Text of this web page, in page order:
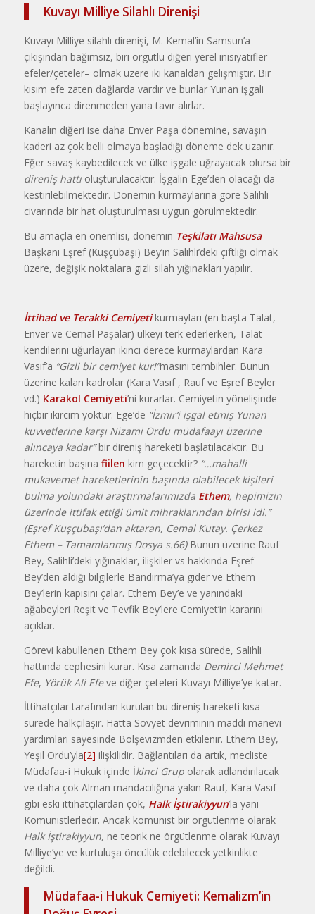
Kuvayı Milliye Silahlı Direnişi
Kuvayı Milliye silahlı direnişi, M. Kemal’in Samsun’a
çıkışından bağımsız, biri örgütlü diğeri yerel inisiyatifler –
efeler/çeteler– olmak üzere iki kanaldan gelişmiştir. Bir
kısım efe zaten dağlarda vardır ve bunlar Yunan işgali
başlayınca direnmeden yana tavır alırlar.
Kanalın diğeri ise daha Enver Paşa dönemine, savaşın
kaderi az çok belli olmaya başladığı döneme dek uzanır.
Eğer savaş kaybedilecek ve ülke işgale uğrayacak olursa bir
direniş hattıoluşturulacaktır. İşgalin Ege’den olacağı da
kestirilebilmektedir. Dönemin kurmaylarına göre Salihli
civarında bir hat oluşturulması uygun görülmektedir.
Bu amaçla en önemlisi, dönemin Teşkilatı Mahsusa
Başkanı Eşref (Kuşçubaşı) Bey’in Salihli’deki çiftliği olmak
üzere, değişik noktalara gizli silah yığınakları yapılır.
İttihad ve Terakki Cemiyetikurmayları (en başta Talat,
Enver ve Cemal Paşalar) ülkeyi terk ederlerken, Talat
kendilerini uğurlayan ikinci derece kurmaylardan Kara
Vasıf’a “Gizli bir cemiyet kur!”masını tembihler. Bunun
üzerine kalan kadrolar (Kara Vasıf , Rauf ve Eşref Beyler
vd.) Karakol Cemiyeti’ni kurarlar. Cemiyetin yönelişinde
hiçbir ikircim yoktur. Ege’de “İzmir’i işgal etmiş Yunan
kuvvetlerine karşı Nizami Ordu müdafaayı üzerine
alıncaya kadar”bir direniş hareketi başlatılacaktır. Bu
hareketin başına fiilen kim geçecektir? “…mahalli
mukavemet hareketlerinin başında olabilecek kişileri
bulma yolundaki araştırmalarımızda Ethem, hepimizin
üzerinde ittifak ettiği ümit mihraklarından birisi idi.”
(Eşref Kuşçubaşı’dan aktaran, Cemal Kutay. Çerkez
Ethem – Tamamlanmış Dosya s.66) Bunun üzerine Rauf
Bey, Salihli’deki yığınaklar, ilişkiler vs hakkında Eşref
Bey’den aldığı bilgilerle Bandırma’ya gider ve Ethem
Bey’lerin kapısını çalar. Ethem Bey’e ve yanındaki
ağabeyleri Reşit ve Tevfik Bey’lere Cemiyet’in kararını
açıklar.
Görevi kabullenen Ethem Bey çok kısa sürede, Salihli
hattında cephesini kurar. Kısa zamanda Demirci Mehmet
Efe, Yörük Ali Efeve diğer çeteleri Kuvayı Milliye’ye katar.
İttihatçılar tarafından kurulan bu direniş hareketi kısa
sürede halkçılaşır. Hatta Sovyet devriminin maddi manevi
yardımları sayesinde Bolşevizmden etkilenir. Ethem Bey,
Yeşil Ordu’yla[2] ilişkilidir. Bağlantıları da artık, mecliste
Müdafaa-i Hukuk içinde İkinci Grupolarak adlandırılacak
ve daha çok Alman mandacılığına yakın Rauf, Kara Vasıf
gibi eski ittihatçılardan çok, Halk İştirakiyyun’la yani
Komünistlerledir. Ancak komünist bir örgütlenme olarak
Halk İştirakiyyun, ne teorik ne örgütlenme olarak Kuvayı
Milliye’ye ve kurtuluşa öncülük edebilecek yetkinlikte
değildi.
Müdafaa-i Hukuk Cemiyeti: Kemalizm’in